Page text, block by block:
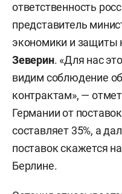
ответственность
представитель
экономики и защиты
Зеверин. «Для нас
видим соблюдение
контрактам», —
Германии от
составляет 35%, а
поставок скажется
Берлине.